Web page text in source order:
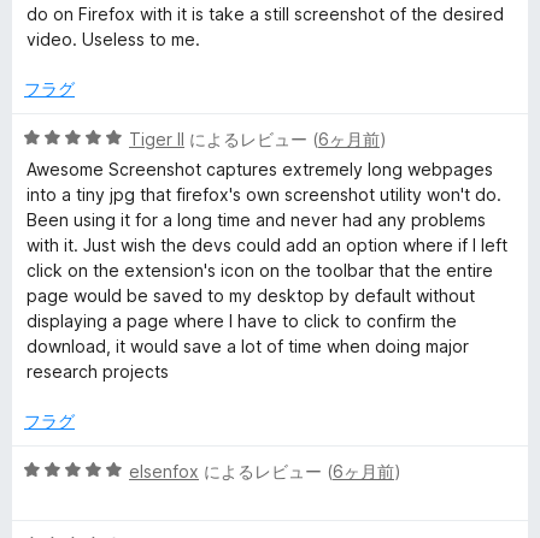
価
1
の
価
do on Firefox with it is take a still screenshot of the desired
video. Useless to me.
フラグ
5
段
階
中
5
の
評
価
Tiger II によるレビュー (6ヶ月前)
Awesome Screenshot captures extremely long webpages
into a tiny jpg that firefox's own screenshot utility won't do.
Been using it for a long time and never had any problems
with it. Just wish the devs could add an option where if I left
click on the extension's icon on the toolbar that the entire
page would be saved to my desktop by default without
displaying a page where I have to click to confirm the
download, it would save a lot of time when doing major
research projects
フラグ
5
elsenfox によるレビュー (6ヶ月前)